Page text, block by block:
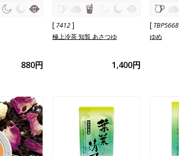
880円
[ 7412]
極上冷茶 知覧 あさつゆ
1,400円
[ TBP5668
ゆめ